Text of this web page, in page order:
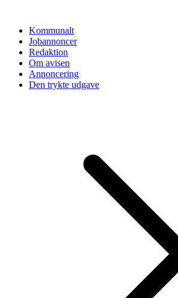
indholdKommunalt
Jobannoncer
Redaktion
Om avisen
Annoncering
Den trykte udgave